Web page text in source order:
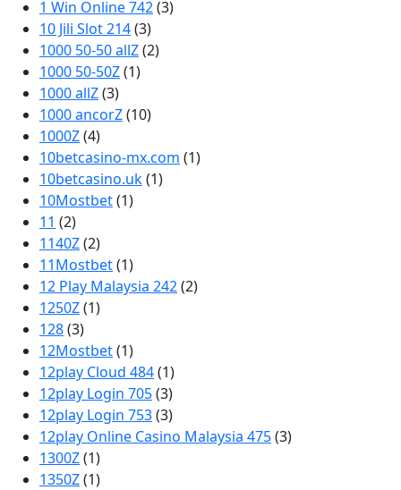
1 Win Online 742(3)
10 Jili Slot 214(3)
1000 50-50 allZ(2)
1000 50-50Z(1)
1000 allZ(3)
1000 ancorZ(10)
1000Z(4)
10betcasino-mx.com (1)
10betcasino.uk(1)
10Mostbet(1)
11 (2)
1140Z(2)
11Mostbet(1)
12 Play Malaysia 242(2)
1250Z(1)
128(3)
12Mostbet(1)
12play Cloud 484(1)
12play Login 705(3)
12play Login 753(3)
12play Online Casino Malaysia 475(3)
1300Z(1)
1350Z(1)